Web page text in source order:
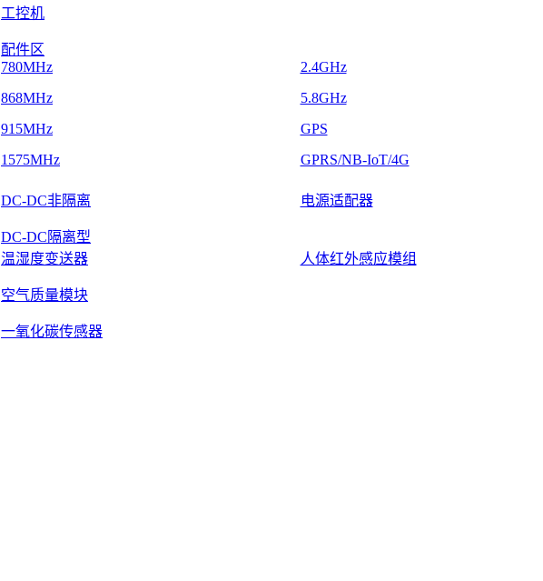
工控机
配件区
780MHz
868MHz
915MHz
1575MHz
2.4GHz
5.8GHz
GPS
GPRS/NB-IoT/4G
DC-DC非隔离
DC-DC隔离型
电源适配器
温湿度变送器
空气质量模块
一氧化碳传感器
人体红外感应模组